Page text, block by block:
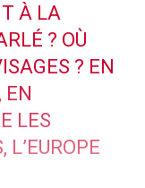
À LA
? OÙ
? EN
EN
LES
L’EUROPE